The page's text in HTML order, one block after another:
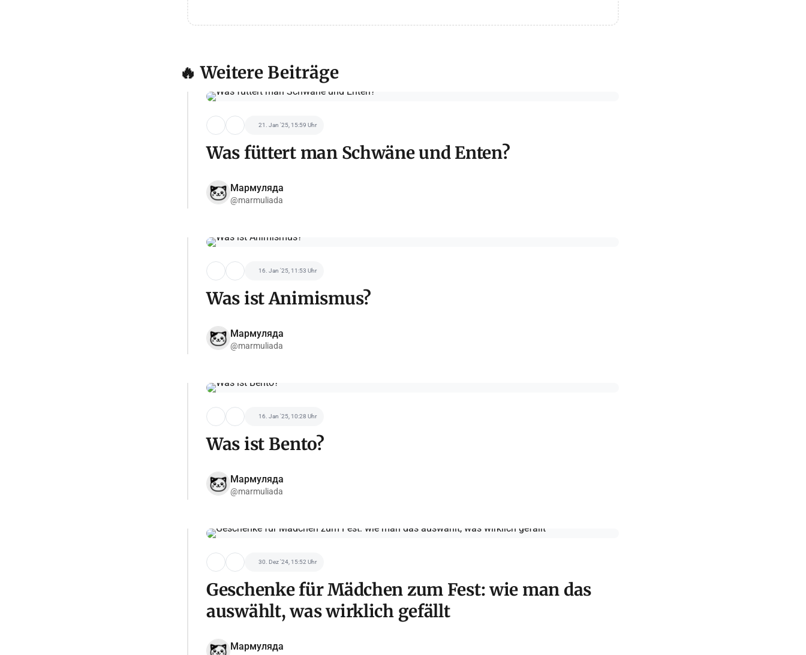
🔥 Weitere Beiträge
21. Jan '25, 15:59 Uhr
Was füttert man Schwäne und Enten?
Мармуляда
@marmuliada
16. Jan '25, 11:53 Uhr
Was ist Animismus?
Мармуляда
@marmuliada
16. Jan '25, 10:28 Uhr
Was ist Bento?
Мармуляда
@marmuliada
30. Dez '24, 15:52 Uhr
Geschenke für Mädchen zum Fest: wie man das
auswählt, was wirklich gefällt
Мармуляда